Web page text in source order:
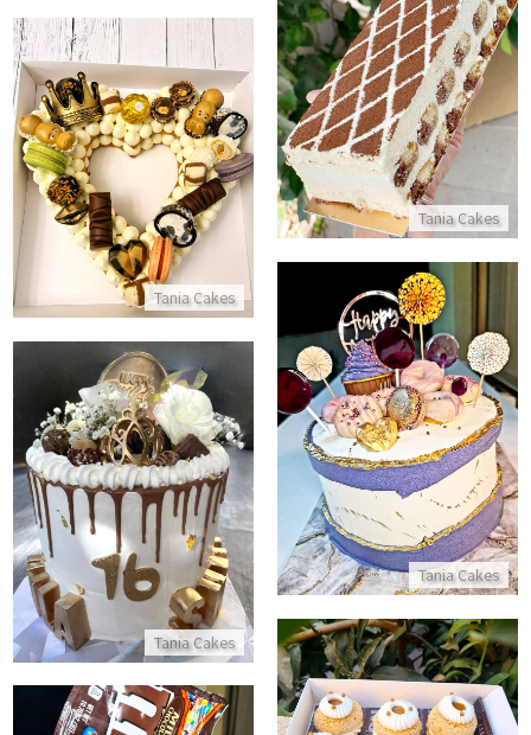
Tania Cakes
עוגת פס טירמיסו
התקשר/י
Tania Cakes
עוגת מספרים לב
התקשר/י
Tania Cakes
עוגת השבר
התקשר/י
Tania Cakes
עוגת יום הולדת 16
התקשר/י